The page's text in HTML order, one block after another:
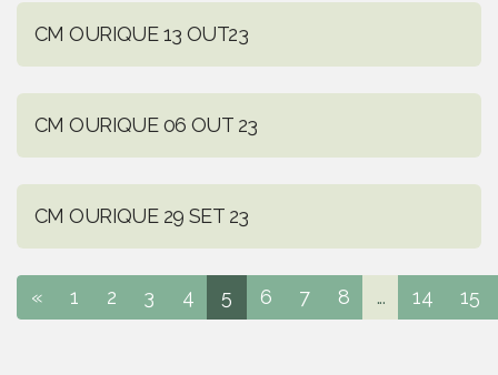
CM OURIQUE 13 OUT23
CM OURIQUE 06 OUT 23
CM OURIQUE 29 SET 23
« 1 2 3 4 5 6 7 8 ... 14 15